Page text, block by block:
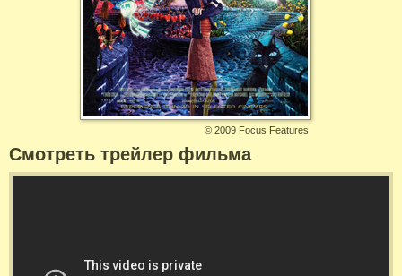
© 2009 Focus Features
Смотреть трейлер фильма